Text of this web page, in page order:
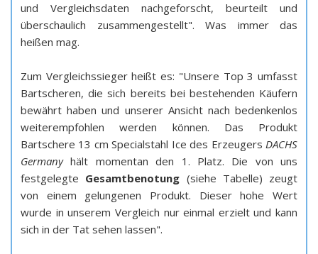
und Vergleichsdaten nachgeforscht, beurteilt und
überschaulich zusammengestellt". Was immer das
heißen mag.
Zum Vergleichssieger heißt es: "Unsere Top 3 umfasst
Bartscheren, die sich bereits bei bestehenden Käufern
bewährt haben und unserer Ansicht nach bedenkenlos
weiterempfohlen werden können. Das Produkt
Bartschere 13 cm Specialstahl Ice des Erzeugers DACHS
Germanyhält momentan den 1. Platz. Die von uns
festgelegte Gesamtbenotung (siehe Tabelle) zeugt
von einem gelungenen Produkt. Dieser hohe Wert
wurde in unserem Vergleich nur einmal erzielt und kann
sich in der Tat sehen lassen".